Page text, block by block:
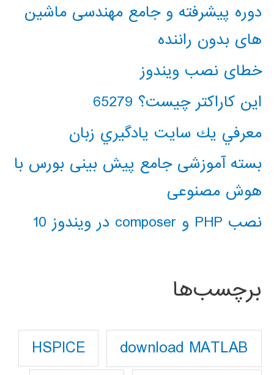
دوره پیشرفته و جامع مهندسی ماشین
های بدون راننده
خطای نصب ویندوز
این کاراکتر چیست؟ 65279
معرفي يك سايت يادگيري زبان
بسته آموزشی جامع پیش بینی بورس با
هوش مصنوعی
نصب PHP و composer در ویندوز 10
برچسب‌ها
download MATLAB
HSPICE